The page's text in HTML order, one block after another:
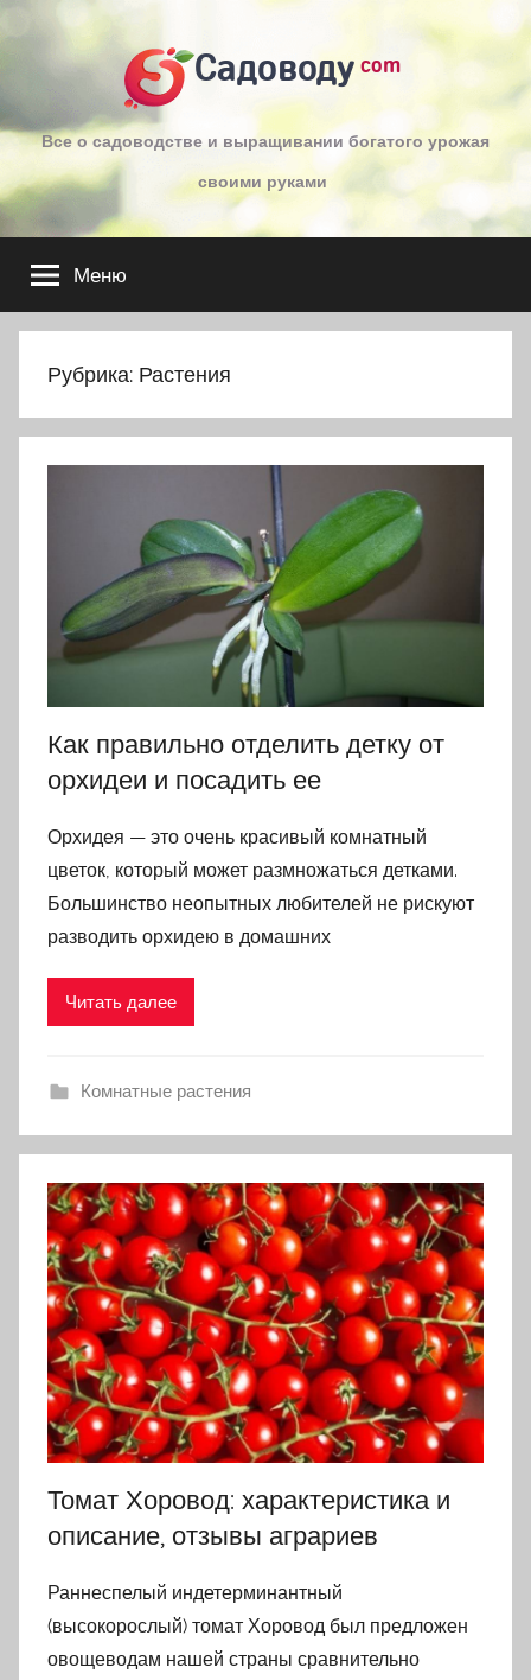
к
Садоводу com
Все о садоводстве и выращивании богатого урожая
своими руками
Меню
Рубрика: Растения
Как правильно отделить детку от
орхидеи и посадить ее
Орхидея — это очень красивый комнатный
цветок, который может размножаться детками.
Большинство неопытных любителей не рискуют
разводить орхидею в домашних
Читать далее
Комнатные растения
Томат Хоровод: характеристика и
описание, отзывы аграриев
Раннеспелый индетерминантный
(высокорослый) томат Хоровод был предложен
овощеводам нашей страны сравнительно